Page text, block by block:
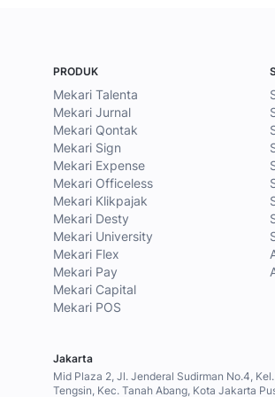
PRODUK
Mekari Talenta
Mekari Jurnal
Mekari Qontak
Mekari Sign
Mekari Expense
Mekari Officeless
Mekari Klikpajak
Mekari Desty
Mekari University
Mekari Flex
Mekari Pay
Mekari Capital
Mekari POS
Jakarta
Mid Plaza 2, Jl. Jenderal Sudirman No.4,
Tengsin, Kec. Tanah Abang, Kota Jakarta